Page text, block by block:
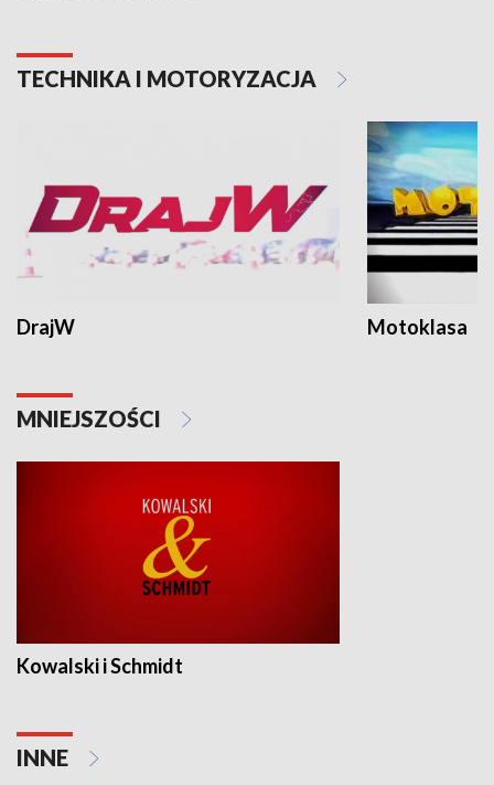
TECHNIKA I MOTORYZACJA
DrajW Motoklasa
MNIEJSZOŚCI
Kowalski i Schmidt
INNE